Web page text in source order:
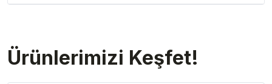
Ürünlerimizi Keşfet!